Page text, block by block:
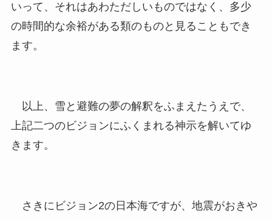
いって、それはあわただしいものではなく、多少
の時間的な余裕がある類のものと見ることもでき
ます。
以上、雪と避難の夢の解釈をふまえたうえで、
上記二つのビジョンにふくまれる神示を解いてゆ
きます。
さきにビジョン2の日本海ですが、地震がおきや